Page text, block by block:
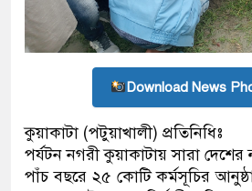
Download News
কুয়াকাটা (পটুয়াখালী) প্রতিনিধিঃ
পর্যটন নগরী কুয়াকাটায় সারা দেশের
পাঁচ বছরে ২৫ কোটি কর্মসূচির